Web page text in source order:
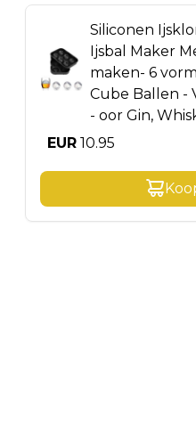
Siliconen
Ijsbal Maker
maken- 6
Cube Ballen -
- oor Gin,
EUR 10.95